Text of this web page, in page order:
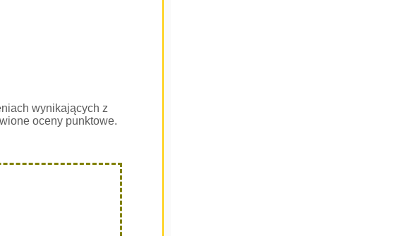
wynikających z
oceny punktowe.